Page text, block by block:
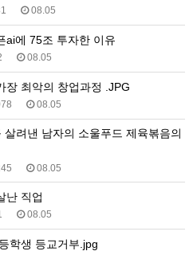
08.05
ai에 75조 투자한 이유
08.05
장 최악의 창업과정 .JPG
08.05
08.05
난 직업
08.05
학생 등교거부.jpg